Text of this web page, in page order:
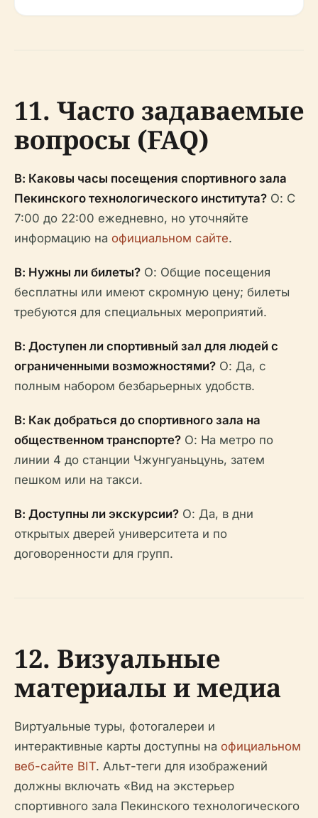
11. Часто задаваемые
вопросы (FAQ)
В: Каковы часы посещения спортивного зала
Пекинского технологического института? О: С
7:00 до 22:00 ежедневно, но уточняйте
информацию на официальном сайте.
В: Нужны ли билеты? О: Общие посещения
бесплатны или имеют скромную цену; билеты
требуются для специальных мероприятий.
В: Доступен ли спортивный зал для людей с
ограниченными возможностями? О: Да, с
полным набором безбарьерных удобств.
В: Как добраться до спортивного зала на
общественном транспорте? О: На метро по
линии 4 до станции Чжунгуаньцунь, затем
пешком или на такси.
В: Доступны ли экскурсии? О: Да, в дни
открытых дверей университета и по
договоренности для групп.
12. Визуальные
материалы и медиа
Виртуальные туры, фотогалереи и
интерактивные карты доступны на официальном
веб-сайте BIT. Альт-теги для изображений
должны включать «Вид на экстерьер
спортивного зала Пекинского технологического